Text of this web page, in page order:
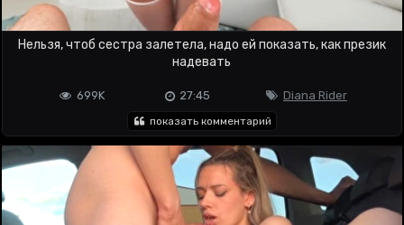
Нельзя, чтоб сестра залетела, надо ей показать, как презик
надевать
Diana Rider
27:45
699K
показать комментарий